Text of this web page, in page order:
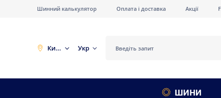
Шинний калькулятор Оплата і доставка Акції
Київ Укр
ШИНИ